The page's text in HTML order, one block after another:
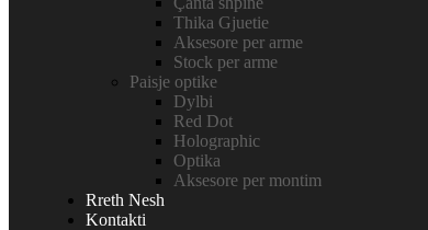
Thika Gjuetie
Aksesore per arme
Stock per arme
Paisje optike
Dylbi
Red Dot
Holographic
Optika
Aksesore per montim
Rreth Nesh
Kontakti